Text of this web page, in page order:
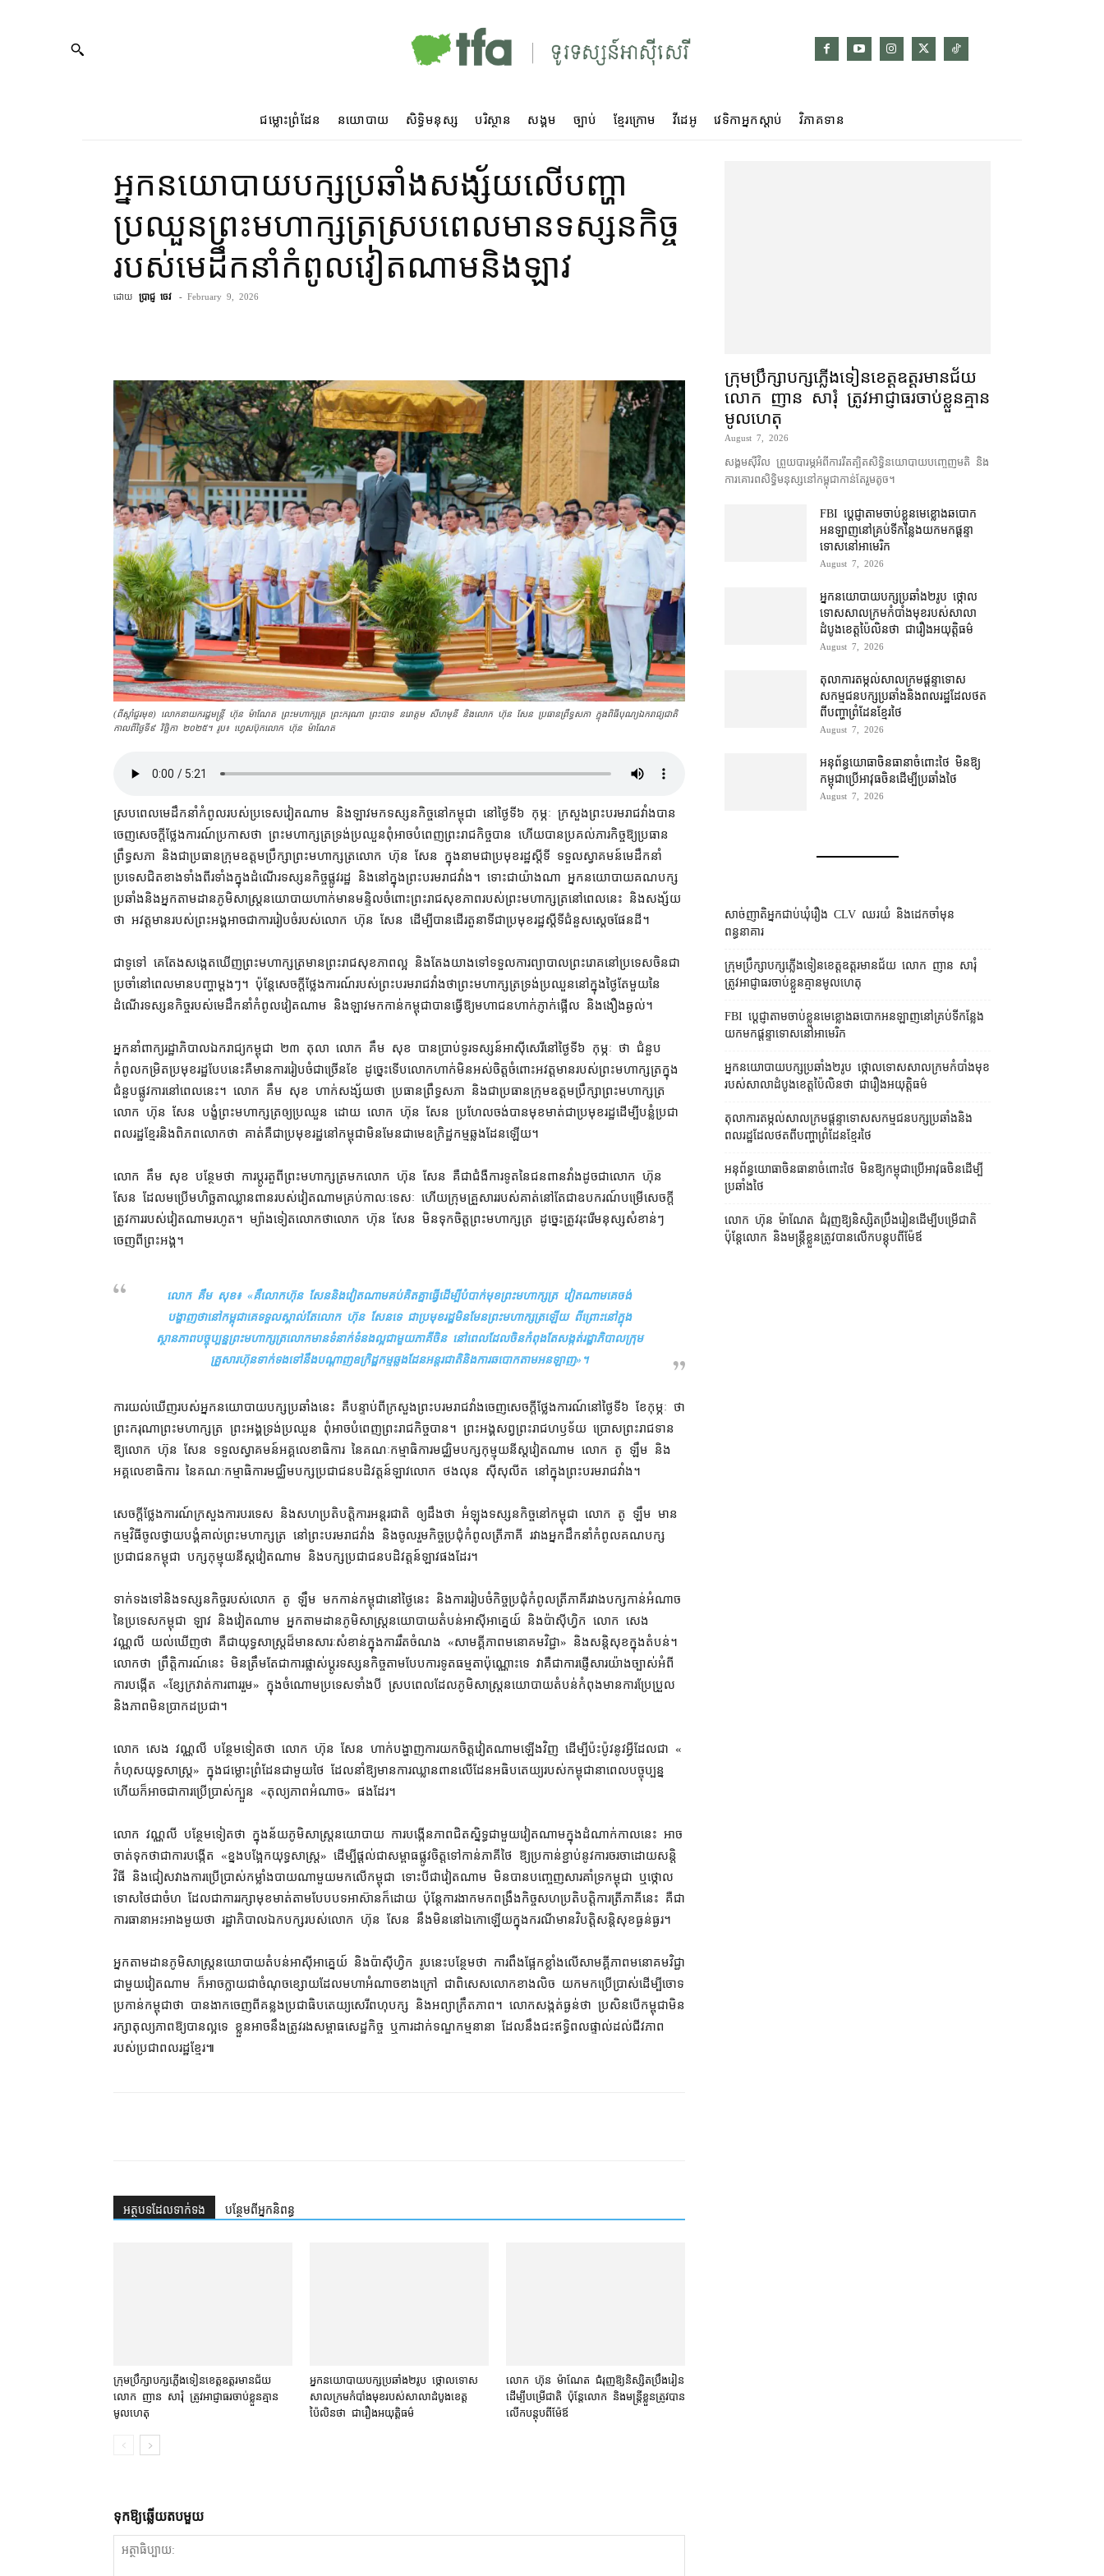
ជម្លោះព្រំដែន នយោបាយ សិទ្ធិមនុស្ស បរិស្ថាន សង្គម ច្បាប់ ខ្មែរក្រោម វីដេអូ វេទិកាអ្នកស្ដាប់ វិភាគទាន
អ្នក​នយោបាយ​បក្ស​ប្រឆាំង​សង្ស័យ​លើ​បញ្ហា​
ប្រឈួន​ព្រះមហាក្សត្រ​ស្របពេល​មាន​ទស្សនកិច្ច​
របស់​មេដឹកនាំ​កំពូល​វៀតណាម​និង​ឡាវ
ដោយ ប្រាជ្ញ ចេវ - February 9, 2026
(ពីស្ដាំ​ជួរ​មុខ) លោក​នាយករដ្ឋមន្ត្រី ហ៊ុន ម៉ាណែត ព្រះមហាក្សត្រ ព្រះករុណា ព្រះបាទ នរោត្ដម សីហមុនី និង​លោក ហ៊ុន សែន ប្រធាន​ព្រឹទ្ធសភា ក្នុង​ពិធី​បុណ្យ​ឯករាជ្យជាតិ
កាល​ពីថ្ងៃទី៩ វិច្ឆិកា ២០២៥។ រូប៖ ហ្វេសប៊ុក​លោក ហ៊ុន ម៉ាណែត
ស្របពេល​មេដឹកនាំ​កំពូល​របស់​ប្រទេស​វៀតណាម និង​ឡាវ​មក​ទស្សនកិច្ច​នៅ​កម្ពុជា នៅ​ថ្ងៃទី​៦ កុម្ភៈ ក្រសួងព្រះបរមរាជវាំង​បាន​
ចេញ​សេចក្តី​ថ្លែងការណ៍​ប្រកាស​ថា ព្រះមហាក្សត្រ​ទ្រង់​ប្រឈួន​ពុំ​អាច​បំពេញ​ព្រះរាជកិច្ច​បាន ហើយ​បាន​ប្រគល់​ភារកិច្ច​ឱ្យ​ប្រធាន​
ព្រឹទ្ធសភា និង​ជា​ប្រធាន​ក្រុម​ឧត្ដមប្រឹក្សា​ព្រះមហាក្សត្រ​លោក ហ៊ុន សែន ក្នុងនាម​ជា​ប្រមុខ​រដ្ឋស្តីទី ទទួល​ស្វាគមន៍​មេដឹកនាំ​
ប្រទេសជិតខាង​ទាំងពីរ​ទាំង​ក្នុង​ដំណើរ​ទស្សនកិច្ច​ផ្លូវរដ្ឋ និង​នៅក្នុង​ព្រះបរមរាជវាំង។ ទោះជា​យ៉ាងណា អ្នកនយោបាយ​គណបក្ស​
ប្រឆាំង​និង​អ្នក​តាមដាន​ភូមិសាស្ត្រ​នយោបាយ​ហាក់​មាន​មន្ទិល​ចំពោះ​ព្រះរាជសុខភាព​របស់​ព្រះមហាក្សត្រ​នៅ​ពេល​នេះ និង​សង្ស័យ​
ថា អវត្តមាន​របស់​ព្រះអង្គ​អាច​ជា​ការរៀបចំ​របស់​លោក ហ៊ុន សែន ដើម្បី​បាន​ដើរ​តួនាទី​ជា​ប្រមុខ​រដ្ឋ​ស្តីទី​ជំនួស​ស្តេច​ផែនដី។
ជាទូទៅ គេ​តែង​សង្កេតឃើញ​ព្រះមហាក្សត្រ​មាន​ព្រះរាជសុខភាព​ល្អ និង​តែង​យាង​ទៅ​ទទួល​ការ​ព្យាបាល​ព្រះរោគ​នៅ​ប្រទេស​ចិន​ជា
ប្រចាំ​នៅពេល​មាន​បញ្ហា​ម្តងៗ​។ ប៉ុន្តែ​សេចក្តី​ថ្លែងការណ៍​របស់​ព្រះបរមរាជវាំង​ថា​ព្រះមហាក្សត្រ​ទ្រង់​ប្រឈួន​នៅក្នុង​ថ្ងៃ​តែមួយ​នៃ​
ដំណើរ​ទស្សនកិច្ច​របស់​មេដឹកនាំ​កំពូល​វៀតណាម និង​ឡាវ​មកកាន់​កម្ពុជា​បាន​ធ្វើ​ឱ្យ​មហាជន​ហាក់​ភ្ញាក់ផ្អើល និង​ងឿងឆ្ងល់។
អ្នកនាំពាក្យ​រដ្ឋាភិបាល​ឯករាជ្យ​កម្ពុជា ២៣ តុលា លោក គឹម សុខ បាន​ប្រាប់​ទូរទស្សន៍​អាស៊ីសេរី​នៅ​ថ្ងៃទី​៦ កុម្ភៈ ថា ជំនួប​
កំពូល​កម្រិត​ប្រមុខរដ្ឋ​បែបនេះ​គឺ​មាន​ការរៀបចំ​ជាច្រើន​ខែ ដូច្នេះ​ទើប​លោក​ហាក់​មិន​អស់ចិត្ត​ចំពោះ​អវត្តមាន​របស់​ព្រះមហាក្សត្រ​ក្នុង​
ជំនួប​ផ្លូវការ​នៅ​ពេល​នេះ​។ លោក គឹម សុខ ហាក់​សង្ស័យ​ថា ប្រធាន​ព្រឹទ្ធសភា និង​ជា​ប្រធាន​ក្រុម​ឧត្តម​ប្រឹក្សា​ព្រះមហាក្សត្រ
លោក ហ៊ុន សែន បង្ខំ​ព្រះមហាក្សត្រ​ឲ្យ​ប្រឈួន ដោយ លោក ហ៊ុន សែន ប្រហែល​ចង់បាន​មុខមាត់​ជា​ប្រមុខរដ្ឋ​ដើម្បី​បន្លំ​ប្រជា
ពលរដ្ឋ​ខ្មែរ​និង​ពិភពលោក​ថា គាត់​គឺជា​ប្រមុខរដ្ឋ​នៅ​កម្ពុជា​មិនមែន​ជា​មេ​ឧក្រិដ្ឋកម្ម​ឆ្លងដែន​ឡើយ។
លោក គឹម សុខ បន្ថែម​ថា ការ​ប្តូរ​តួ​ពី​ព្រះមហាក្សត្រ​មក​លោក ហ៊ុន សែន គឺជា​ជំងឺ​ការទូត​នៃ​ជន​ពានវាំង​ដូចជា​លោក ហ៊ុន
សែន ដែល​ម​ប្រើ​មហិច្ឆតា​ឈ្លានពាន​របស់​វៀតណាម​គ្រប់​កាលៈទេសៈ ហើយ​ក្រុម​គ្រួសារ​របស់​គាត់​នៅតែ​ជា​ឧបករណ៍​បម្រើ​សេចក្តី​
ត្រូវ​ការ​របស់​វៀតណាម​រហូត។ ម្យ៉ាងទៀត​លោក​ថា​លោក ហ៊ុន សែន មិន​ទុកចិត្ត​ព្រះមហាក្សត្រ ដូច្នេះ​ត្រូវ​រុះរើ​មនុស្ស​សំខាន់ៗ​
ចេញពី​ព្រះអង្គ។
លោក គឹម សុខ៖ «​គឺ​លោក​ហ៊ុន សែន​និង​វៀតណាម​គប់គិត​គ្នា​ធ្វើ​ដើម្បី​បំបាក់មុខ​ព្រះមហាក្សត្រ វៀតណាម​គេ​ចង់​
បង្ហាញថា​នៅ​កម្ពុជា​គេ​ទទួលស្គាល់​តែ​លោក ហ៊ុន សែន​ទេ ជា​ប្រមុខរដ្ឋ​មិនមែន​ព្រះមហាក្សត្រ​ឡើយ ពីព្រោះ​នៅក្នុង​
ស្ថានភាព​បច្ចុប្បន្ន​ព្រះមហាក្សត្រ​លោក​មាន​ទំនាក់ទំនង​ល្អជា​មួយ​ភាគី​ចិន នៅ​ពេល​ដែល​ចិន​កំពុងតែ​សង្កត់​រដ្ឋាភិបាល​ក្រុម​
គ្រួសារ​ហ៊ុន​ទាក់ទង​ទៅ​នឹង​បណ្តាញ​ឧក្រិដ្ឋកម្ម​ឆ្លងដែន​អន្តរជាតិ​និង​ការ​ឆបោក​តាម​អនឡាញ»។
ការយល់ឃើញ​របស់​អ្នកនយោបាយ​បក្ស​ប្រឆាំង​នេះ គឺ​បន្ទាប់ពី​ក្រសួងព្រះបរមរាជវាំង​ចេញ​សេចក្តី​ថ្លែងការណ៍​នៅ​ថ្ងៃទី​៦ ខែកុម្ភៈ ថា
ព្រះករុណា​ព្រះមហាក្សត្រ ព្រះអង្គ​ទ្រង់​ប្រឈួន ពុំ​អាច​បំពេញ​ព្រះរាជកិច្ច​បាន។ ព្រះអង្គ​សព្វព្រះរាជហឫទ័យ ប្រោស​ព្រះរាជទាន
ឱ្យ​លោក ហ៊ុន សែន ទទួល​ស្វាគមន៍​អគ្គលេខាធិការ នៃ​គណៈកម្មាធិការ​មជ្ឈិមបក្ស​កុម្មុយនីស្ត​វៀតណាម លោក តូ ឡឹម និង​
អគ្គលេខាធិការ នៃ​គណៈកម្មាធិការ​មជ្ឈិមបក្ស​ប្រជាជន​បដិវត្តន៍​ឡាវ​លោក ថងលុន ស៊ីសុលីត នៅក្នុង​ព្រះបរមរាជវាំង​។​
សេចក្តី​ថ្លែងការណ៍​ក្រសួង​ការបរទេស និង​សហប្រតិបត្តិការ​អន្តរជាតិ ឲ្យ​ដឹង​ថា អំឡុង​ទស្សនកិច្ច​នៅ​កម្ពុជា លោក តូ ឡឹម មាន
កម្ម​វិធី​ចូល​ថ្វាយបង្គំ​គាល់​ព្រះមហាក្សត្រ នៅ​ព្រះបរមរាជវាំង និង​ចូលរួម​កិច្ចប្រជុំ​កំពូល​ត្រីភាគី រវាង​អ្នកដឹកនាំ​កំពូល​គណបក្ស​
ប្រជាជន​កម្ពុជា បក្ស​កុម្មុយនីស្ត​វៀតណាម និង​បក្ស​ប្រជាជន​បដិវត្តន៍​ឡាវ​ផង​ដែរ។
ទាក់ទង​ទៅ​និង​ទស្សនកិច្ច​របស់​លោក តូ ឡឹម មកកាន់​កម្ពុជា​នៅថ្ងៃ​នេះ និង​ការរៀបចំ​កិច្ចប្រជុំ​កំពូល​ត្រីភាគី​រវាង​បក្ស​កាន់អំណាច​
នៃ​ប្រទេស​កម្ពុជា ឡាវ និង​វៀតណាម អ្នក​តាមដាន​ភូមិសាស្ត្រ​នយោបាយ​តំបន់​អាស៊ីអាគ្នេយ៍ និង​ប៉ាស៊ីហ្វិក លោក សេង
វណ្ណលី យល់​ឃើញ​ថា គឺជា​យុទ្ធសាស្ត្រ​ដ៏​មាន​សារៈសំខាន់​ក្នុង​ការ​រឹតចំណង «​សាមគ្គីភាព​មនោគមវិជ្ជា​» និង​សន្តិសុខ​ក្នុង​តំបន់​។
លោក​ថា ព្រឹត្តិការណ៍​នេះ មិន​ត្រឹមតែ​ជា​ការ​ផ្លាស់ប្ដូរ​ទស្សនកិច្ច​តាម​បែប​ការទូត​ធម្មតា​ប៉ុណ្ណោះ​ទេ វា​គឺជា​ការ​ផ្ញើ​សារ​យ៉ាង​ច្បាស់​អំពី​
ការ​បង្កើត «​ខ្សែក្រវាត់​ការពារ​រួម​» ក្នុងចំណោម​ប្រទេស​ទាំង​បី ស្រប​ពេល​ដែល​ភូមិសាស្ត្រ​នយោបាយ​តំបន់​កំពុង​មាន​ការប្រែប្រួល
និង​ភាព​មិន​ប្រាកដ​ប្រជា។
លោក សេង វណ្ណលី បន្ថែម​ទៀត​ថា លោក ហ៊ុន សែន ហាក់​បង្ហាញ​ការ​យកចិត្ត​វៀតណាម​ឡើងវិញ ដើម្បី​ប៉ះប៉ូវ​នូវ​អ្វី​ដែល​ជា «​
កំហុស​យុទ្ធសាស្ត្រ​» ក្នុង​ជម្លោះព្រំដែន​ជាមួយ​ថៃ ដែល​នាំ​ឱ្យ​មានការ​ឈ្លានពាន​លើ​ដែន​អធិបតេយ្យ​របស់​កម្ពុជា​នា​ពេល​បច្ចុប្បន្ន
ហើយក៏​អាច​ជា​ការប្រើប្រាស់​ក្បួន «​តុល្យភាព​អំណាច​» ផង​ដែរ។
លោក វណ្ណលី បន្ថែម​ទៀត​ថា ក្នុង​ន័យ​ភូមិសាស្ត្រ​នយោបាយ ការ​បង្កើន​ភាព​ជិតស្និទ្ធ​ជាមួយ​វៀតណាម​ក្នុង​ដំណាក់កាល​នេះ អាច​
ចាត់ទុកថា​ជា​ការ​បង្កើត «​ខ្នងបង្អែក​យុទ្ធសាស្ត្រ​» ដើម្បី​ផ្តល់​ជា​សម្ពាធ​ផ្លូវចិត្ត​ទៅកាន់​ភាគី​ថៃ ឱ្យ​ប្រកាន់ខ្ជាប់​នូវ​ការចរចា​ដោយ​សន្តិ
វិធី និង​ជៀសវាង​ការប្រើប្រាស់​កម្លាំងបាយ​ណាមួយ​មក​លើ​កម្ពុជា ទោះបីជា​វៀតណាម មិនបាន​បញ្ចេញ​សារ​គាំទ្រ​កម្ពុជា ឬ​ថ្កោល
ទោស​ថៃ​ជា​ចំហ ដែល​ជា​ការ​រក្សា​មុខមាត់​តាម​បែបបទ​អាស៊ាន​ក៏ដោយ ប៉ុន្តែ​ការ​ងាក​មក​ពង្រឹង​កិច្ច​សហប្រតិបត្តិការ​ត្រីភាគី​នេះ គឺជា​
ការធានា​អះអាង​មួយ​ថា រដ្ឋាភិបាល​ឯក​បក្ស​របស់​លោក ហ៊ុន សែន នឹង​មិន​នៅ​ឯកោ​ឡើយ​ក្នុងករណី​មាន​វិបត្តិ​សន្តិសុខ​ធ្ងន់ធ្ងរ។
អ្នក​តាមដាន​ភូមិសាស្ត្រ​នយោបាយ​តំបន់​អាស៊ីអាគ្នេយ៍ និង​ប៉ាស៊ីហ្វិក រូប​នេះ​បន្ថែម​ថា ការ​ពឹង​ផ្អែក​ខ្លាំង​លើ​សាមគ្គីភាព​មនោគមវិជ្ជា​
ជាមួយ​វៀតណាម ក៏​អាច​ក្លាយជា​ចំណុចខ្សោយ​ដែល​មហាអំណាច​ខាងក្រៅ ជាពិសេស​លោកខាងលិច យក​មក​ប្រើ​ប្រាស់​ដើម្បី​ចោទ
ប្រកាន់​កម្ពុជា​ថា បាន​ងាក​ចេញពី​គន្លង​ប្រជាធិបតេយ្យ​សេរី​ពហុបក្ស និង​អព្យាក្រឹតភាព​។ លោក​សង្កត់ធ្ងន់​ថា ប្រសិនបើ​កម្ពុជា​មិន​
រក្សា​តុល្យភាព​ឱ្យ​បាន​ល្អ​ទេ ខ្លួន​អាច​នឹង​ត្រូវ​រង​សម្ពាធ​សេដ្ឋកិច្ច ឬ​ការ​ដាក់​ទណ្ឌកម្ម​នានា ដែល​នឹង​ជះឥទ្ធិពល​ផ្ទាល់​ដល់​ជីវភាព​
របស់​ប្រជាពលរដ្ឋ​ខ្មែរ៕
អត្ថបទ​ដែល​ទាក់ទង បន្ថែម​ពី​អ្នកនិពន្ធ
ក្រុមប្រឹក្សា​បក្ស​ភ្លើងទៀន​ខេត្ត​ឧត្ដរមានជ័យ
លោក ញាន សារុំ ត្រូវ​អាជ្ញាធរ​ចាប់ខ្លួន​គ្មាន​
មូលហេតុ
អ្នកនយោបាយ​បក្ស​ប្រឆាំង​២​រូប ថ្កោលទោស​
សាលក្រម​កំបាំងមុខ​របស់​សាលាដំបូង​ខេត្ត​
ប៉ៃលិន​ថា ជា​រឿង​អយុត្តិធម៌
លោក ហ៊ុន ម៉ាណែត ជំរុញ​ឱ្យ​និស្សិត​ប្រឹងរៀន​
ដើម្បី​បម្រើ​ជាតិ ប៉ុន្តែ​លោក និង​មន្ត្រី​​ខ្លួន​ត្រូវ​បាន​
លើក​បន្តុប​ពី​ម៉ែឪ
ទុក​ឱ្យ​ឆ្លើយ​តប​មួយ
ក្រុមប្រឹក្សា​បក្ស​ភ្លើងទៀន​ខេត្ត​ឧត្ដរមានជ័យ
លោក ញាន សារុំ ត្រូវ​អាជ្ញាធរ​ចាប់ខ្លួន​គ្មាន​
មូលហេតុ
August 7, 2026
សង្គម​ស៊ីវិល ព្រួយបារម្ភ​អំពី​ការ​រឹតត្បិត​សិទ្ធិ​នយោបាយ​បញ្ចេញមតិ និង​
ការគោរព​សិទ្ធិមនុស្ស​នៅ​កម្ពុជា​កាន់តែ​រួម​តូច។
FBI ប្ដេជ្ញា​តាម​ចាប់ខ្លួន​មេខ្លោង​ឆបោក​
អនឡាញ​នៅ​គ្រប់​ទីកន្លែង​យក​មក​ផ្ដន្ទា
ទោស​នៅ​អាមេរិក
August 7, 2026
អ្នកនយោបាយ​បក្ស​ប្រឆាំង​២​រូប ថ្កោល
ទោស​សាលក្រម​កំបាំងមុខ​របស់​សាលា
ដំបូង​ខេត្ត​ប៉ៃលិន​ថា ជា​រឿង​អយុត្តិធម៌
August 7, 2026
តុលាការ​តម្កល់​សាលក្រម​ផ្ដន្ទាទោស​
សកម្មជន​បក្ស​ប្រឆាំង​និង​ពលរដ្ឋ​ដែល​ថត​
ពី​បញ្ហា​ព្រំដែន​ខ្មែរ​ថៃ
August 7, 2026
អនុព័ន្ធយោធា​ចិន​ធានា​ចំពោះ​ថៃ មិន​ឱ្យ​
កម្ពុជា​ប្រើ​អាវុធ​ចិន​ដើម្បី​ប្រឆាំង​ថៃ ​
August 7, 2026
សាច់ញាតិអ្នកជាប់ឃុំរឿង CLV ឈរយំ និងដេកចាំមុន
ពន្ធនាគារ
ក្រុមប្រឹក្សា​បក្ស​ភ្លើងទៀន​ខេត្ត​ឧត្ដរមានជ័យ លោក ញាន សារុំ
ត្រូវ​អាជ្ញាធរ​ចាប់ខ្លួន​គ្មាន​មូលហេតុ
FBI ប្ដេជ្ញា​តាម​ចាប់ខ្លួន​មេខ្លោង​ឆបោក​អនឡាញ​នៅ​គ្រប់​ទីកន្លែង​
យក​មក​ផ្ដន្ទាទោស​នៅ​អាមេរិក
អ្នកនយោបាយ​បក្ស​ប្រឆាំង​២​រូប ថ្កោលទោស​សាលក្រម​កំបាំងមុខ​
របស់​សាលាដំបូង​ខេត្ត​ប៉ៃលិន​ថា ជា​រឿង​អយុត្តិធម៌
តុលាការ​តម្កល់​សាលក្រម​ផ្ដន្ទាទោស​សកម្មជន​បក្ស​ប្រឆាំង​និង​
ពលរដ្ឋ​ដែល​ថត​ពី​បញ្ហា​ព្រំដែន​ខ្មែរ​ថៃ
អនុព័ន្ធយោធា​ចិន​ធានា​ចំពោះ​ថៃ មិន​ឱ្យ​កម្ពុជា​ប្រើ​អាវុធ​ចិន​ដើម្បី​
ប្រឆាំង​ថៃ ​
លោក ហ៊ុន ម៉ាណែត ជំរុញ​ឱ្យ​និស្សិត​ប្រឹងរៀន​ដើម្បី​បម្រើ​ជាតិ
ប៉ុន្តែ​លោក និង​មន្ត្រី​​ខ្លួន​ត្រូវ​បាន​លើក​បន្តុប​ពី​ម៉ែឪ